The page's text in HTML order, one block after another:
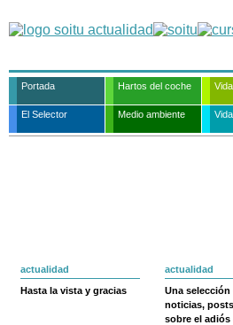
Portada Hartos del coche
El Selector Medio ambiente
actualidad
Hasta la vista y gracias
actualidad
Una selección
noticias,
sobre el adiós